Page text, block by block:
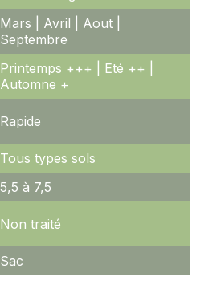
Mars | Avril | Aout |
Septembre
Printemps +++ | Eté ++ |
Automne +
Rapide
Tous types sols
5,5 à 7,5
Non traité
Sac